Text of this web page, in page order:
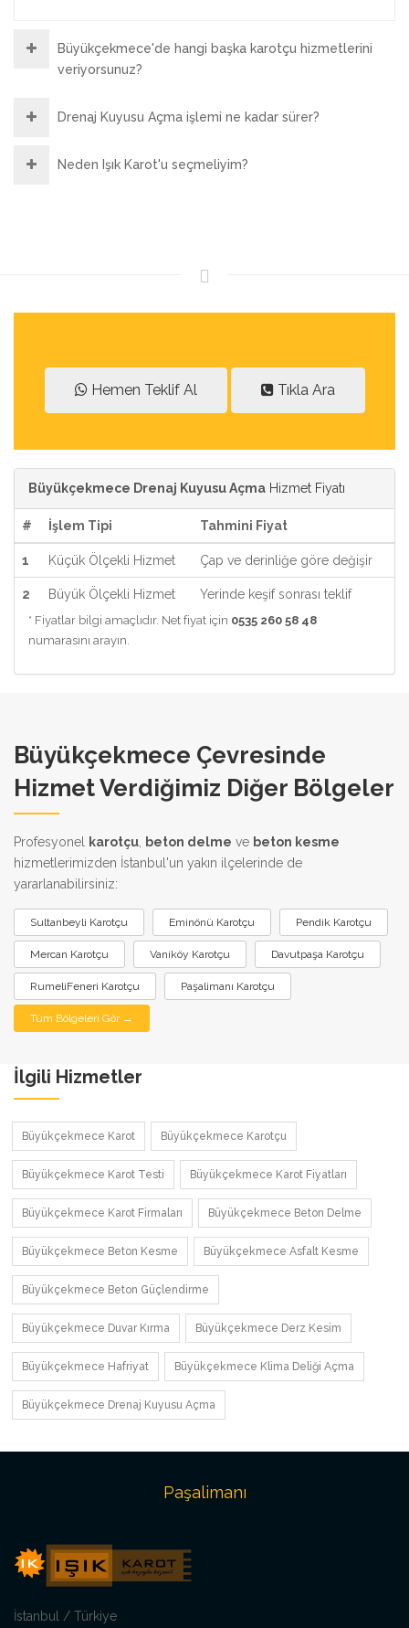
Büyükçekmece'de hangi başka karotçu hizmetlerini
veriyorsunuz?
Drenaj Kuyusu Açma işlemi ne kadar sürer?
Neden Işık Karot'u seçmeliyim?
Hemen Teklif Al Tıkla Ara
Büyükçekmece Drenaj Kuyusu Açma Hizmet Fiyatı
# İşlem Tipi Tahmini Fiyat
1 Küçük Ölçekli Hizmet Çap ve derinliğe göre değişir
2 Büyük Ölçekli Hizmet Yerinde keşif sonrası teklif
* Fiyatlar bilgi amaçlıdır. Net fiyat için 0535 260 58 48
numarasını arayın.
Büyükçekmece Çevresinde
Hizmet Verdiğimiz Diğer Bölgeler
Profesyonel karotçu beton delme ve beton kesme
hizmetlerimizden İstanbul'un yakın ilçelerinde de
yararlanabilirsiniz:
Sultanbeyli Karotçu Eminönü Karotçu Pendik Karotçu
Mercan Karotçu Vaniköy Karotçu Davutpaşa Karotçu
RumeliFeneri Karotçu Paşalimanı Karotçu
Tüm Bölgeleri Gör →
İlgili Hizmetler
Büyükçekmece Karot Büyükçekmece Karotçu
Büyükçekmece Karot Testi Büyükçekmece Karot Fiyatları
Büyükçekmece Karot Firmaları Büyükçekmece Beton Delme
Büyükçekmece Beton Kesme Büyükçekmece Asfalt Kesme
Büyükçekmece Beton Güçlendirme
Büyükçekmece Duvar Kırma Büyükçekmece Derz Kesim
Büyükçekmece Hafriyat Büyükçekmece Klima Deliği Açma
Büyükçekmece Drenaj Kuyusu Açma
Paşalimanı
İstanbul / Türkiye